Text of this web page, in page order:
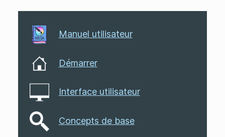
Manuel utilisateur
Démarrer
Interface utilisateur
Concepts de base